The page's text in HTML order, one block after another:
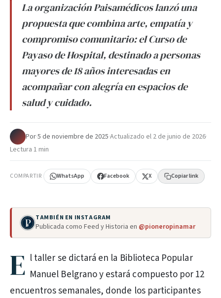
La organización Paisamédicos lanzó una
propuesta que combina arte, empatía y
compromiso comunitario: el Curso de
Payaso de Hospital, destinado a personas
mayores de 18 años interesadas en
acompañar con alegría en espacios de
salud y cuidado.
Por·5 de noviembre de 2025·Actualizado el 2 de junio de 2026·
Lectura 1 min
COMPARTIR WhatsApp Facebook X Copiar link
TAMBIÉN EN INSTAGRAM
Publicada como Feed y Historia en @pioneropinamar
E l taller se dictará en la Biblioteca Popular
Manuel Belgrano y estará compuesto por 12
encuentros semanales, donde los participantes